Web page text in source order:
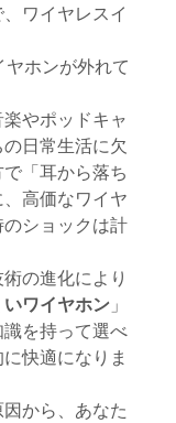
る質問
ワイヤレスイ
ヤホンが外れて
やポッドキャ
日常生活に欠
「耳から落ち
高価なワイヤ
ショックは計
の進化により
ワイヤホン 」
を持って選べ
快適になりま
から、あなた